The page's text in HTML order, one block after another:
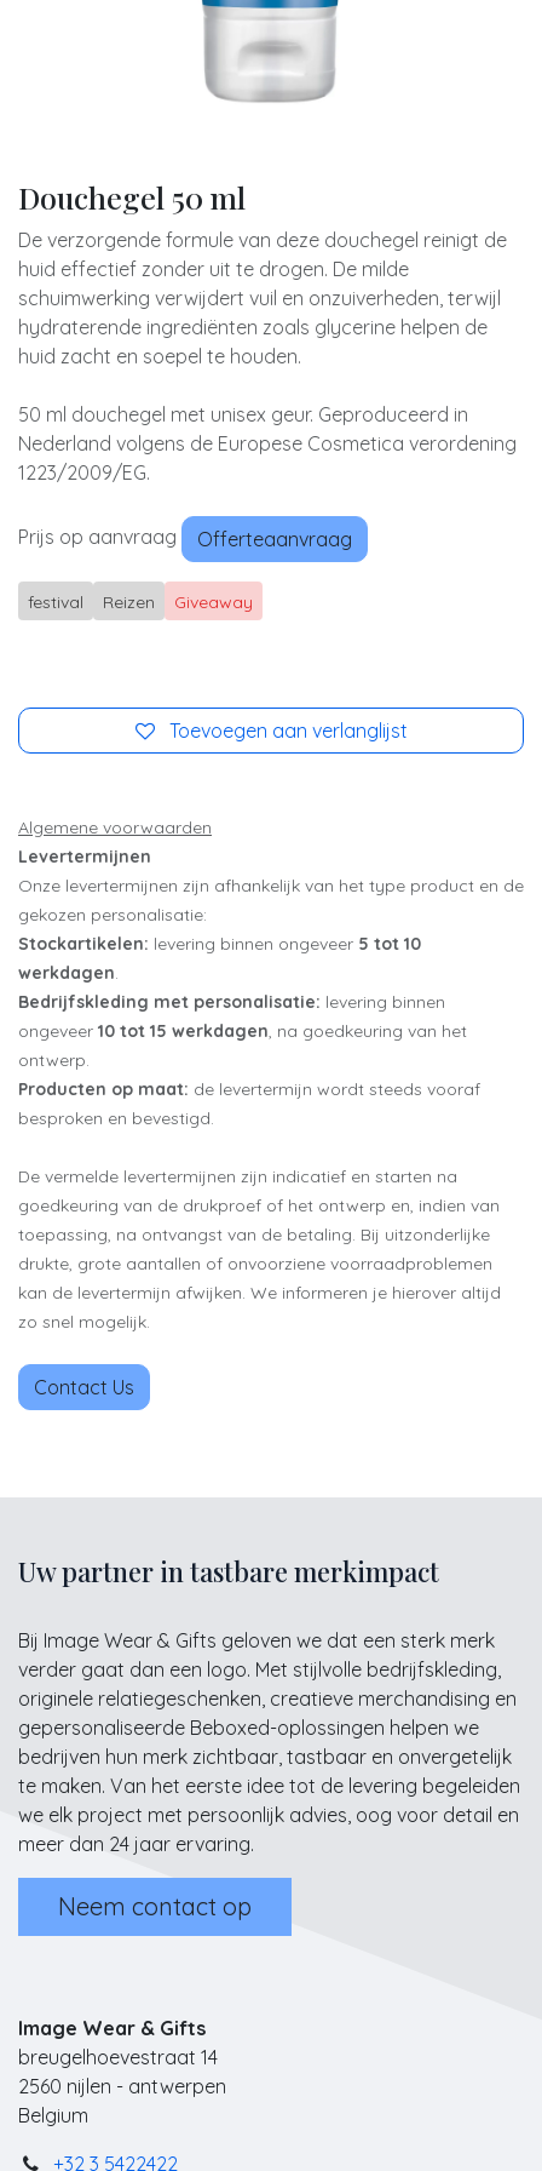
Douchegel 50 ml
De verzorgende formule van deze douchegel reinigt de
huid effectief zonder uit te drogen. De milde
schuimwerking verwijdert vuil en onzuiverheden, terwijl
hydraterende ingrediënten zoals glycerine helpen de
huid zacht en soepel te houden.
50 ml douchegel met unisex geur. Geproduceerd in
Nederland volgens de Europese Cosmetica verordening
1223/2009/EG.
Prijs op aanvraag Offerteaanvraag
festival Reizen Giveaway
Toevoegen aan verlanglijst
Algemene voorwaarden
Levertermijnen
Onze levertermijnen zijn afhankelijk van het type product en de
gekozen personalisatie:
Stockartikelen: levering binnen ongeveer 5 tot 10
werkdagen.
Bedrijfskleding met personalisatie: levering binnen
ongeveer 10 tot 15 werkdagen, na goedkeuring van het
ontwerp.
Producten op maat: de levertermijn wordt steeds vooraf
besproken en bevestigd.
De vermelde levertermijnen zijn indicatief en starten na
goedkeuring van de drukproef of het ontwerp en, indien van
toepassing, na ontvangst van de betaling. Bij uitzonderlijke
drukte, grote aantallen of onvoorziene voorraadproblemen
kan de levertermijn afwijken. We informeren je hierover altijd
zo snel mogelijk.
Contact Us
Uw partner in tastbare merkimpact
Bij Image Wear & Gifts geloven we dat een sterk merk
verder gaat dan een logo. Met stijlvolle bedrijfskleding,
originele relatiegeschenken, creatieve merchandising en
gepersonaliseerde Beboxed-oplossingen helpen we
bedrijven hun merk zichtbaar, tastbaar en onvergetelijk
te maken. Van het eerste idee tot de levering begeleiden
we elk project met persoonlijk advies, oog voor detail en
meer dan 24 jaar ervaring.
Neem contact op
Image Wear & Gifts
breugelhoevestraat 14
2560 nijlen - antwerpen
Belgium
+32 3 5422422